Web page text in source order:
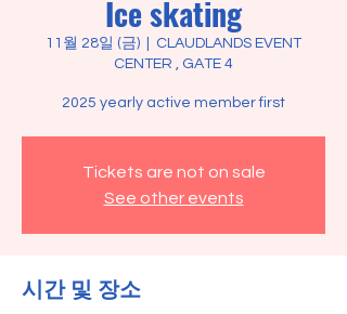
Ice skating
11월 28일 (금)
CLAUDLANDS EVENT
CENTER , GATE 4
2025 yearly active member first
Tickets are not on sale
See other events
시간 및 장소